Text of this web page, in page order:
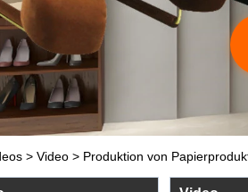
> Video > Produktion von